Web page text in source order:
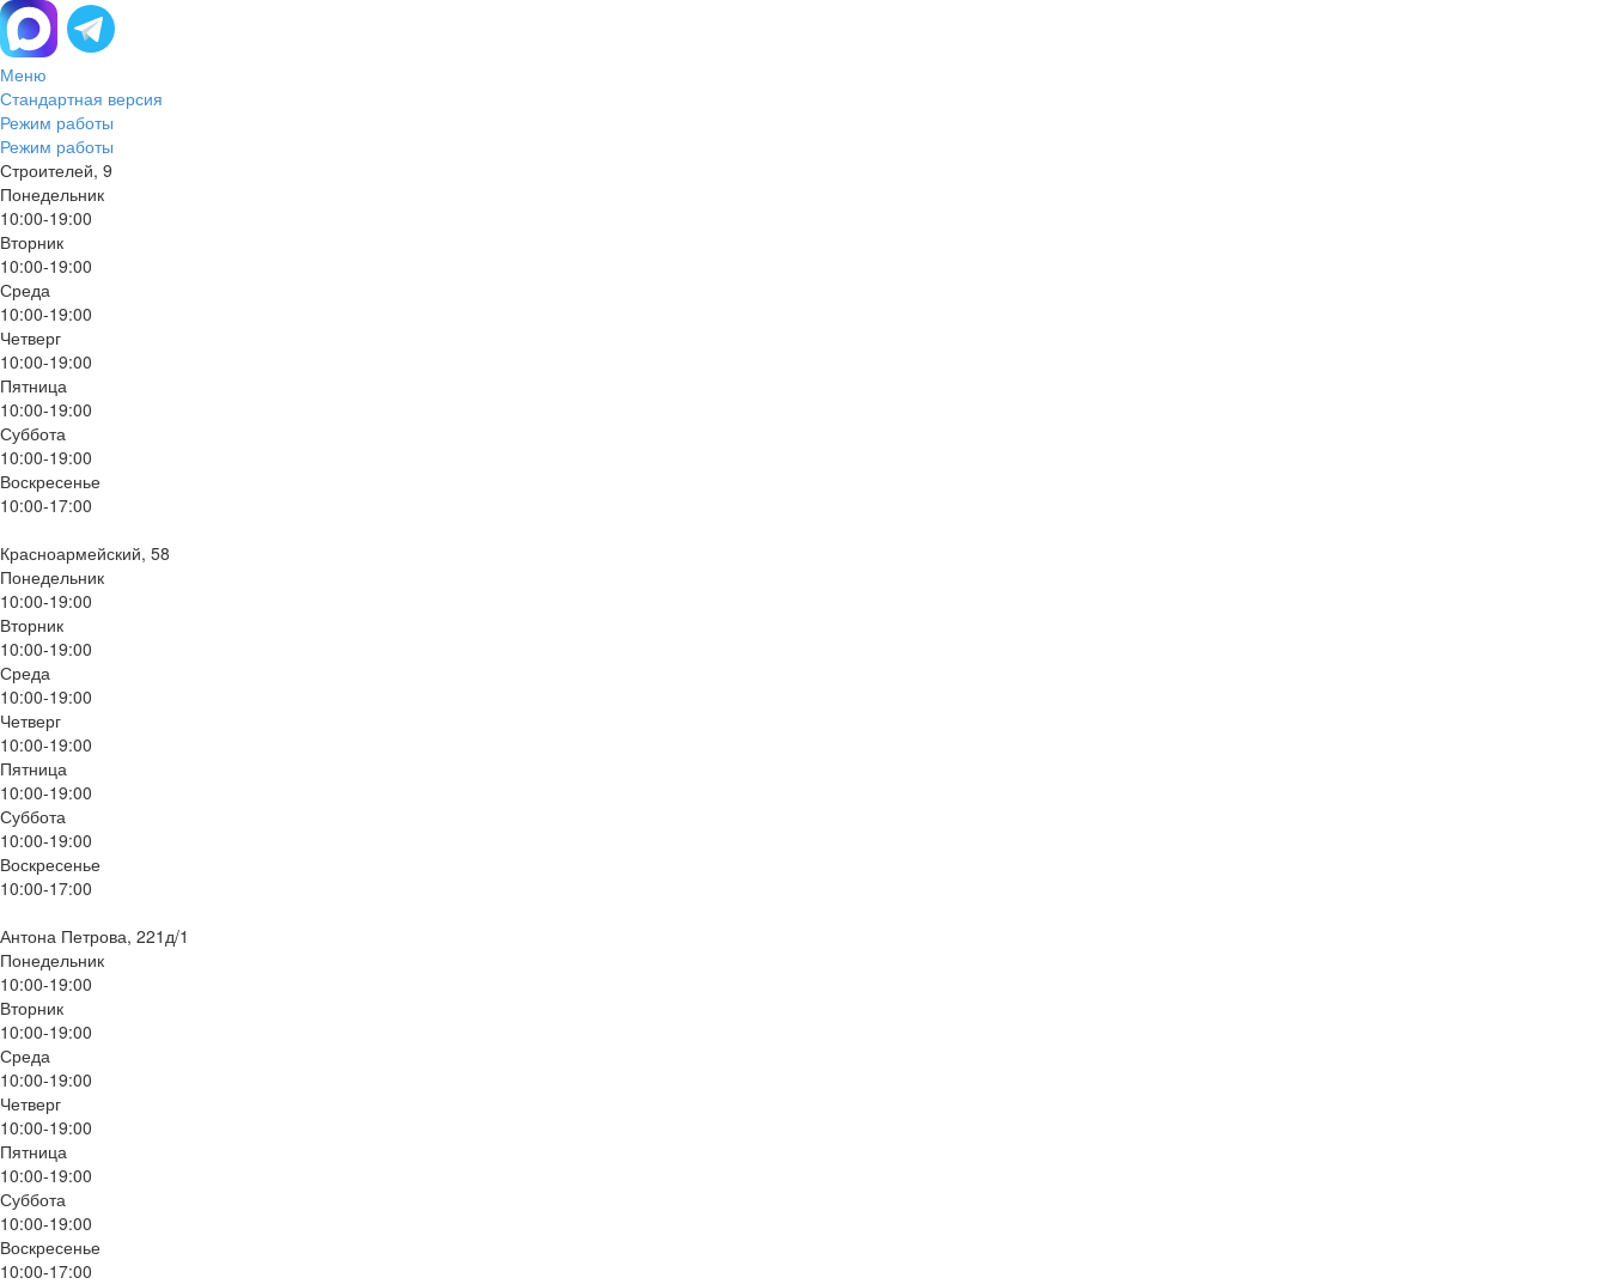
Меню
Стандартная версия
Режим работы
Режим работы
Строителей, 9
Понедельник
10:00-19:00
Вторник
10:00-19:00
Среда
10:00-19:00
Четверг
10:00-19:00
Пятница
10:00-19:00
Суббота
10:00-19:00
Воскресенье
10:00-17:00
Красноармейский, 58
Понедельник
10:00-19:00
Вторник
10:00-19:00
Среда
10:00-19:00
Четверг
10:00-19:00
Пятница
10:00-19:00
Суббота
10:00-19:00
Воскресенье
10:00-17:00
Антона Петрова, 221д/1
Понедельник
10:00-19:00
Вторник
10:00-19:00
Среда
10:00-19:00
Четверг
10:00-19:00
Пятница
10:00-19:00
Суббота
10:00-19:00
Воскресенье
10:00-17:00